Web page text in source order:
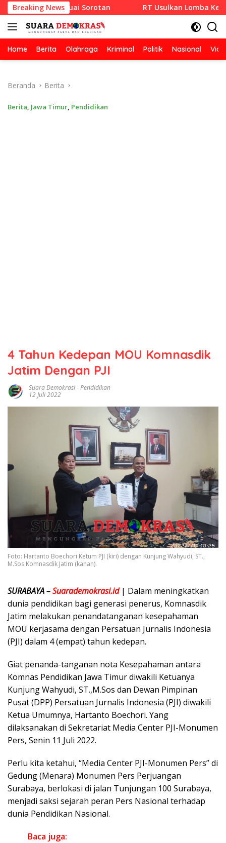
Langsung
ke
konten
Breaking News
Tuai Sorotan RT Usulkan Lomba Kebersihan
Home Berita Olahraga Kriminal Politik Nasional
Beranda Berita
Berita, Jawa Timur, Pendidikan
4 Tahun Kedepan MOU Komnasdik
Jatim Dengan PJI
Suara Demokrasi-Pendidikan
12 Juli 2022
Foto: Hartanto Boechori Ketum PJI (kiri) dengan Kunjung Wahyudi, ST.,
M.Sos Komnasdik Jatim (kanan).
SURABAYA –Suarademokrasi.id| Dalam meningkatkan
dunia pendidikan bagi generasi penerus, Komnasdik
Jatim melakukan penandatanganan kesepahaman
MOU kerjasama dengan Persatuan Jurnalis Indonesia
(PJI) dalam 4 (empat) tahun kedepan.
Giat penanda-tanganan nota Kesepahaman antara
Komnas Pendidikan Jawa Timur diwakili Ketuanya
Kunjung Wahyudi, ST.,M.Sos dan Dewan Pimpinan
Pusat (DPP) Persatuan Jurnalis Indonesia (PJI) diwakili
Ketua Umumnya, Hartanto Boechori. Yang
dilaksanakan di Sekretariat Media Center PJI-Monumen
Pers, Senin 11 Juli 2022.
Perlu kita ketahui, “Media Center PJI-Monumen Pers” di
Gedung (Menara) Monumen Pers Perjuangan
Surabaya, berlokasi di jalan Tunjungan 100 Surabaya,
menjadi saksi sejarah peran Pers Nasional terhadap
dunia Pendidikan Nasional.
Baca juga: